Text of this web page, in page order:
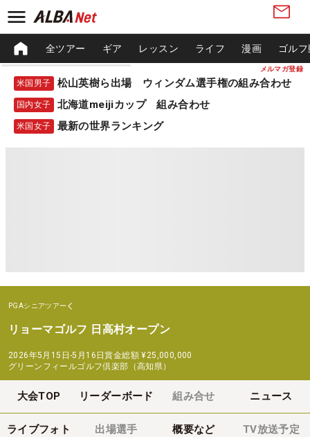
メルマガ登録
全ツアー ギア レッスン ライフ 漫画 ゴル
米国男子 松山英樹ら出場 ウィンダム選手権の組み合わせ
国内女子 北海道meijiカップ 組み合わせ
米国女子 最新の世界ランキング
PGAシニアツアー
リョーマゴルフ 日高村オープン
2026年5月15日-5月16日賞金総額 ¥25,000,000
グリーンフィールゴルフ倶楽部（高知県）
大会TOP リーダーボード 組み合せ ニュース
ライブフォト 出場選手 概要など TV放送予定